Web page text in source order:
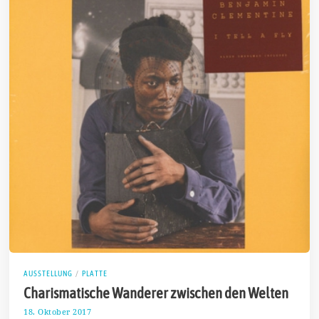
AUSSTELLUNG / PLATTE
Charismatische Wanderer zwischen den Welten
18. Oktober 2017